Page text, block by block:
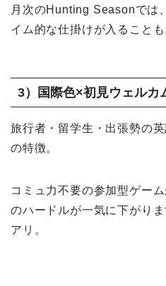
月次のHunting Seasonでは
イム的な仕掛けが入ることも
3）国際色×初見ウェルカ
旅行者・留学生・出張勢の
の特徴。
コミュ力不要の参加型ゲー
のハードルが一気に下がり
アリ。